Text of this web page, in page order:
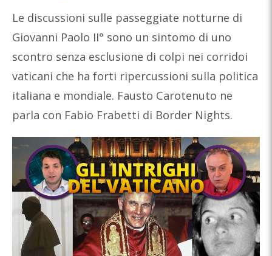
Le discussioni sulle passeggiate notturne di
Giovanni Paolo II° sono un sintomo di uno
scontro senza esclusione di colpi nei corridoi
vaticani che ha forti ripercussioni sulla politica
italiana e mondiale. Fausto Carotenuto ne
parla con Fabio Frabetti di Border Nights.